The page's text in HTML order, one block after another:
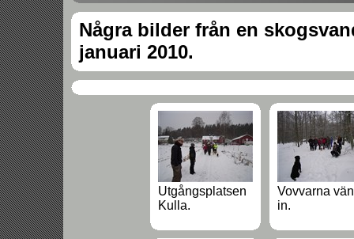
Några bilder från en
januari 2010.
Utgångsplatsen
Kulla.
Vovvarna
in.